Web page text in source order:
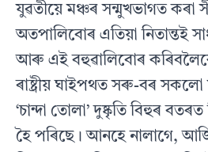
যুৱতীয়ে মঞ্চৰ সন্মুখভাগত কৰা
অতপালিবােৰ এতিয়া নিতান্তই
আৰু এই বহুৱালিবােৰ
ৰাষ্ট্ৰীয় ঘাইপথত সৰু-বৰ সকলাে
‘চান্দা তােলা’ দুষ্কৃতি বিহুৰ বতৰত
হৈ পৰিছে। আনহে নালাগে,